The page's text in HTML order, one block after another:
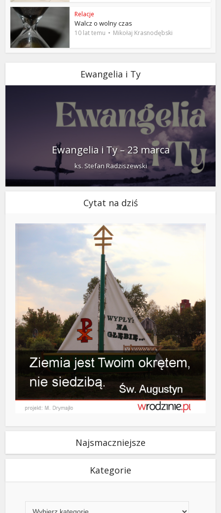
Relacje
Walcz o wolny czas
10 lat temu Mikołaj Krasnodębski
Ewangelia i Ty
Ewangelia i Ty – 23 marca
ks. Stefan Radziszewski
Cytat na dziś
Najsmaczniejsze
Kategorie